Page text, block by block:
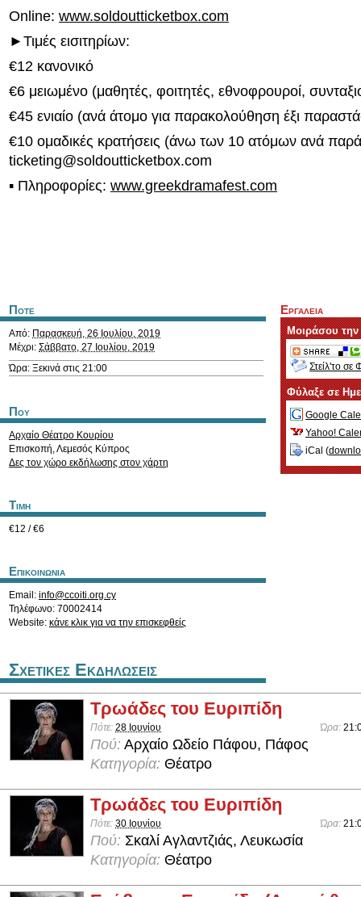
Online: www.soldoutticketbox.com
►Τιμές εισιτηρίων:
€12 κανονικό
€6 μειωμένο (μαθητές, φοιτητές, εθνοφρουροί,
€45 ενιαίο (ανά άτομο για παρακολούθηση έξι
€10 ομαδικές κρατήσεις (άνω των 10 ατόμων ανά
ticketing@soldoutticketbox.com
▪ Πληροφορίες: www.greekdramafest.com
Ποτε
Από: Παρασκευή, 26 Ιουλίου, 2019
Μέχρι: Σάββατο, 27 Ιουλίου, 2019
Ώρα: Ξεκινά στις 21:00
Που
Αρχαίο Θέατρο Κουρίου
Επισκοπή,Λεμεσός Κύπρος
Δες τον χώρο εκδήλωσης στον χάρτη
Τιμη
€12 / €6
Επικοινωνια
Email: info@ccoiti.org.cy
Τηλέφωνο: 70002414
Website: κάνε κλικ για να την επισκεφθείς
Εργαλεια
Μοιράσου
Στείλ'το σε
Φύλαξε σε
Google
Yahoo!
iCal (
Σχετικες Εκδηλωσεις
Τρωάδες του Ευριπίδη
Πότε: 28 Ιουνίου Ώρα:
Πού: Αρχαίο Ωδείο Πάφου, Πάφος
Κατηγορία: Θέατρο
Τρωάδες του Ευριπίδη
Πότε: 30 Ιουνίου Ώρα:
Πού: Σκαλί Αγλαντζιάς, Λευκωσία
Κατηγορία: Θέατρο